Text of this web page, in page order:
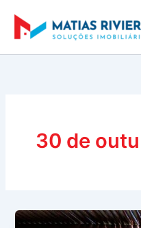
conteúdo
30 de